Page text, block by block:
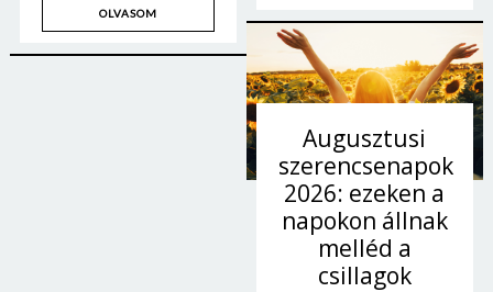
OLVASOM
Augusztusi
szerencsenapok
2026: ezeken a
napokon állnak
melléd a
csillagok